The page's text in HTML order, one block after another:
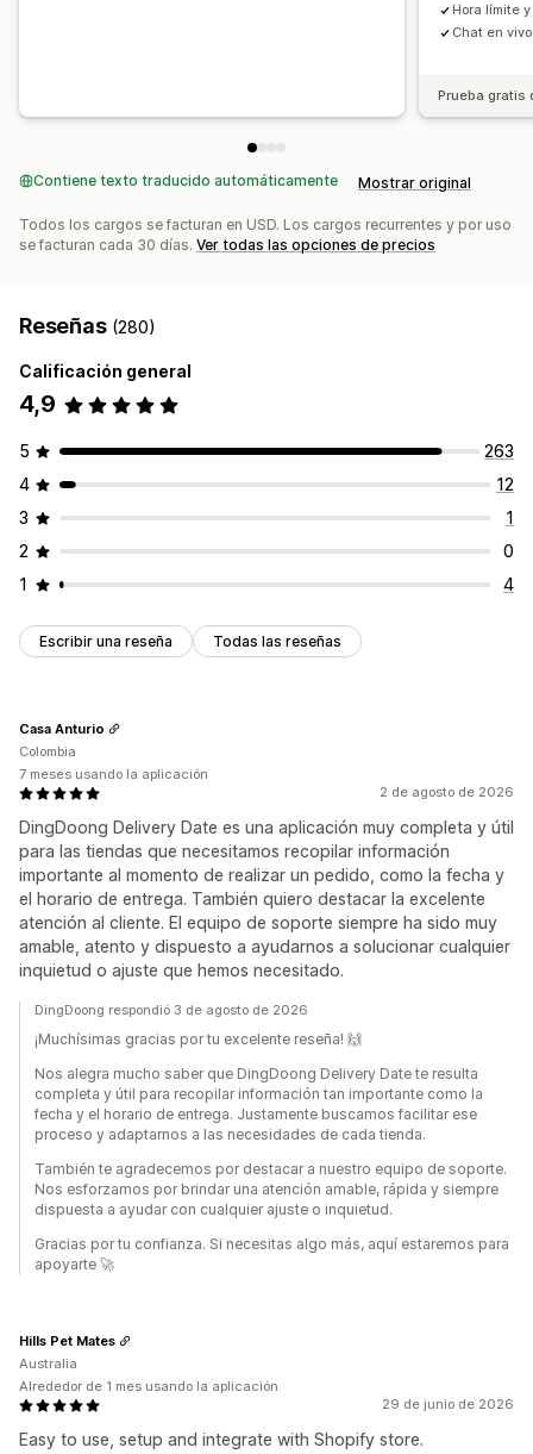
Hora límite
Chat en vivo
Prueba gratis
Contiene texto traducido automáticamente Mostrar original
Todos los cargos se facturan en USD. Los cargos recurrentes y por uso
se facturan cada 30 días. Ver todas las opciones de precios
Reseñas (280)
Calificación general
4,9
5
263
4
12
3
1
2
0
1
4
Escribir una reseña Todas las reseñas
2 de agosto de 2026
DingDoong Delivery Date es una aplicación muy completa y útil
para las tiendas que necesitamos recopilar información
importante al momento de realizar un pedido, como la fecha y
el horario de entrega. También quiero destacar la excelente
atención al cliente. El equipo de soporte siempre ha sido muy
amable, atento y dispuesto a ayudarnos a solucionar cualquier
inquietud o ajuste que hemos necesitado.
Casa Anturio
Colombia
7 meses usando la aplicación
DingDoong respondió 3 de agosto de 2026
¡Muchísimas gracias por tu excelente reseña! 🙌
Nos alegra mucho saber que DingDoong Delivery Date te resulta
completa y útil para recopilar información tan importante como la
fecha y el horario de entrega. Justamente buscamos facilitar ese
proceso y adaptarnos a las necesidades de cada tienda.
También te agradecemos por destacar a nuestro equipo de soporte.
Nos esforzamos por brindar una atención amable, rápida y siempre
dispuesta a ayudar con cualquier ajuste o inquietud.
Gracias por tu confianza. Si necesitas algo más, aquí estaremos para
apoyarte 🚀
29 de junio de 2026
Easy to use, setup and integrate with Shopify store.
Hills Pet Mates
Australia
Alrededor de 1 mes usando la aplicación